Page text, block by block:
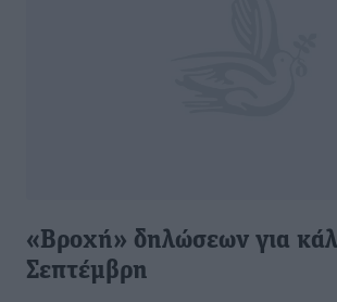
«Βροχή» δηλώσεων για
Σεπτέμβρη